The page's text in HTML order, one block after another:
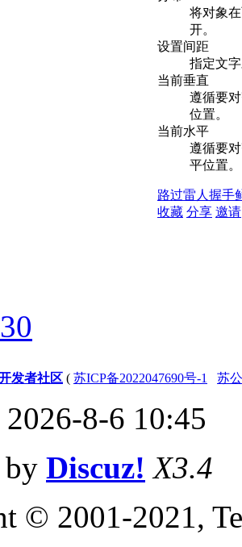
将对象
开。
设置间距
指定文
当前垂直
遵循要
位置。
当前水平
遵循要
平位置。
路过雷人 握手
收藏 分享 邀请
发者社区 ( 苏ICP备2022047690号-1 苏
8-6 10:45
by Discuz! X3.4
© 2001-2021,